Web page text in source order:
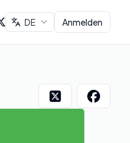
DE Anmelden